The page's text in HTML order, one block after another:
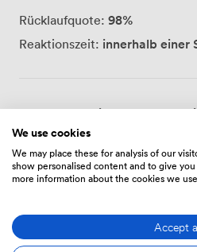
Rücklaufquote: 98%
Reaktionszeit: innerhalb einer
Immer über Zipcube
zu schützen, sollten Sie
außerhalb der Zipcube-Website
kommunizieren.
Preise
We use cookies
We may place these for analysis of our
show personalised content and to give
more information about the cookies we
Accept